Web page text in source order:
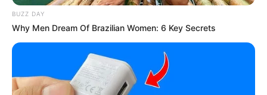
Detail
Judul: Choice Husband / 择君记
Judul Lain: Suami Pilihan / Ze Jun Ji
BUZZ DAY
Why Men Dream Of Brazilian Women: 6 Key Secrets